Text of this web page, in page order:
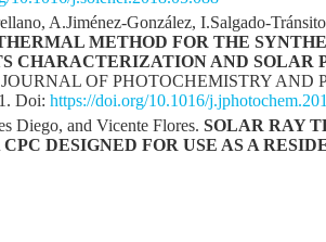
A.Jiménez-González, I.Salgado-
METHOD FOR THE
CHARACTERIZATION AND SOLAR
JOURNAL OF PHOTOCHEMISTRY AND
Doi: https://doi.org/10.1016/
Diego, and Vicente Flores. SOLAR RAY
DESIGNED FOR USE AS A